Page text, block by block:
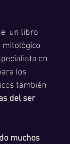
un libro
mitológico
en
los
también
del ser
muchos